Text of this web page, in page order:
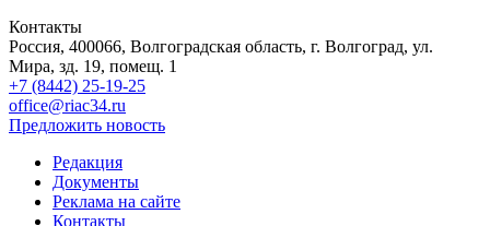
Контакты
Россия, 400066, Волгоградская область, г. Волгоград, ул.
Мира, зд. 19, помещ. 1
+7 (8442) 25-19-25
office@riac34.ru
Предложить новость
Редакция
Документы
Реклама на сайте
Контакты